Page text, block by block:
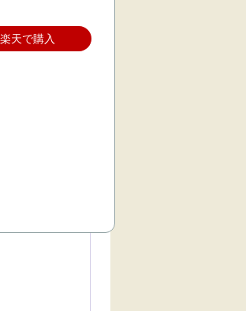
楽天で購入